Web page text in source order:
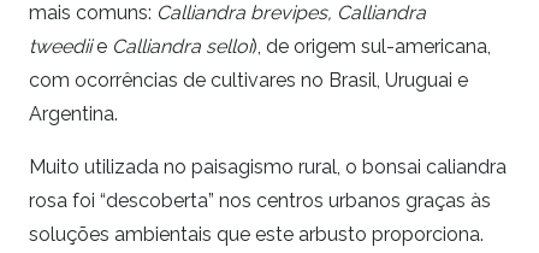
mais comuns: Calliandra brevipes, Calliandra
tweediie Calliandra selloi), de origem sul-americana,
com ocorrências de cultivares no Brasil, Uruguai e
Argentina.
Muito utilizada no paisagismo rural, o bonsai caliandra
rosa foi “descoberta” nos centros urbanos graças às
soluções ambientais que este arbusto proporciona.